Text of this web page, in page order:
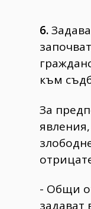
6.
към
За
- Общи
задават